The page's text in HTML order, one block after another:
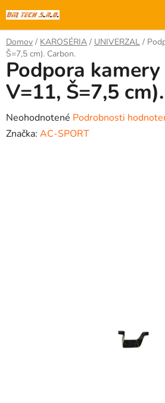
na
obsah
Domov / KAROSÉRIA / UNIVERZAL /
Š=7,5 cm). Carbon.
Podpora
V=11, Š=7,5
Priemerné
hodnotenie
Neohodnotené Podrobnosti
Značka: AC-SPORT